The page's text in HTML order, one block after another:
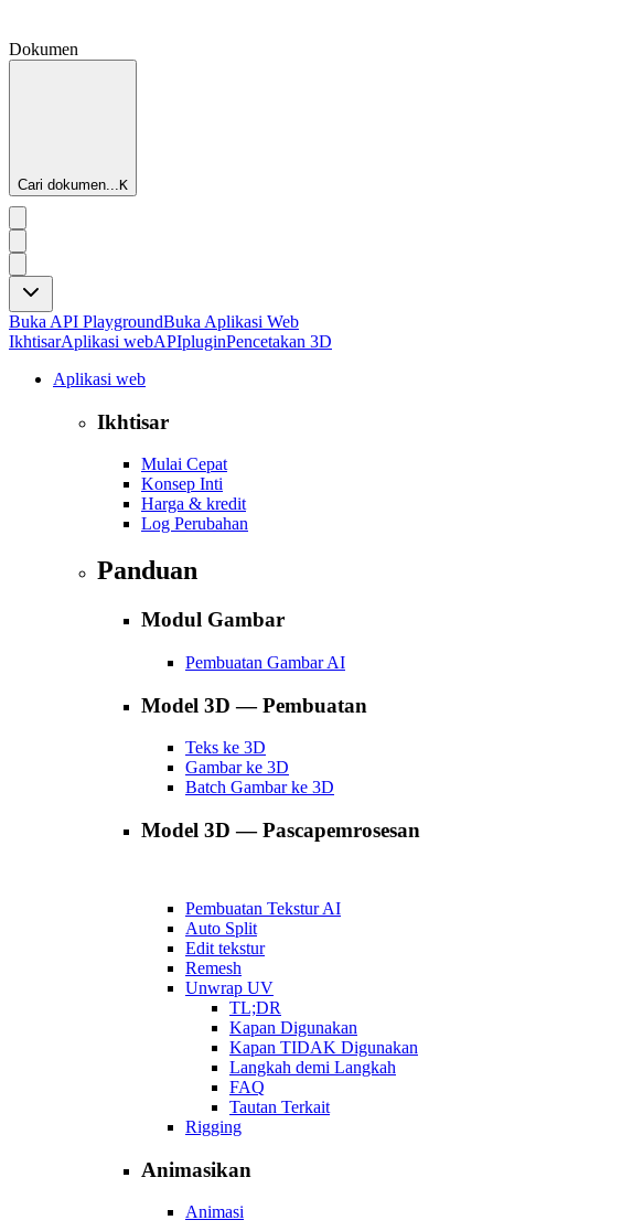
Dokumen
Cari dokumen...K
Buka API PlaygroundBuka Aplikasi Web
IkhtisarAplikasi webAPIpluginPencetakan 3D
Aplikasi web
Ikhtisar
Mulai Cepat
Konsep Inti
Harga & kredit
Log Perubahan
Panduan
Modul Gambar
Pembuatan Gambar AI
Model 3D — Pembuatan
Teks ke 3D
Gambar ke 3D
Batch Gambar ke 3D
Model 3D — Pascapemrosesan
Pembuatan Tekstur AI
Auto Split
Edit tekstur
Remesh
Unwrap UV
TL;DR
Kapan Digunakan
Kapan TIDAK Digunakan
Langkah demi Langkah
FAQ
Tautan Terkait
Rigging
Animasikan
Animasi